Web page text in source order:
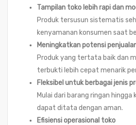
Tampilan toko lebih rapi dan
Produk tersusun sistematis
kenyamanan konsumen saat
Meningkatkan potensi
Produk yang tertata baik dan
terbukti lebih cepat menarik
Fleksibel untuk berbagai jenis
Mulai dari barang ringan
dapat ditata dengan aman.
Efisiensi operasional toko